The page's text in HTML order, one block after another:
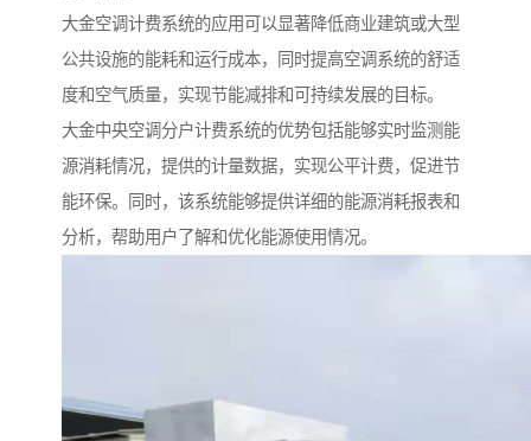
大金空调计费系统的应用可以显著降低商业建筑或大型
公共设施的能耗和运行成本，同时提高空调系统的舒适
度和空气质量，实现节能减排和可持续发展的目标。
大金中央空调分户计费系统的优势包括能够实时监测能
源消耗情况，提供的计量数据，实现公平计费，促进节
能环保。同 时，该系统能够提供详细的能源消耗报表和
分析，帮助用户了解和优化能源使用情况。